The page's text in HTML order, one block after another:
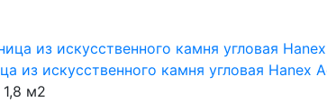
из искусственного камня угловая Hanex
1,8 м2